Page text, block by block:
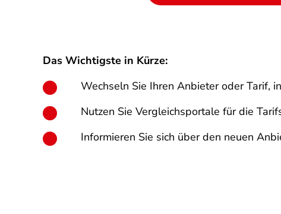
Das Wichtigste in Kürze:
Wechseln Sie Ihren Anbieter oder Tarif,
Nutzen Sie Vergleichsportale für die
Informieren Sie sich über den neuen